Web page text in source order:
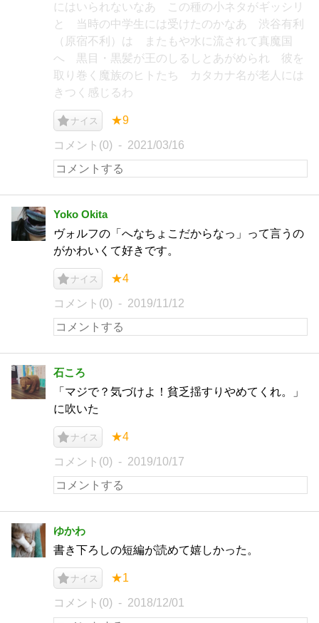
にはいられないなあ この種の小ネタがギッシリ
と 当時の中学生には受けたのかなあ 渋谷有利
（原宿不利）は またもや水に流されて真魔国
へ 黒目・黒髪が王のしるしとあがめられ 彼を
取り巻く魔族のヒトたち カタカナ名が老人には
きつく感じるわ
ナイス ★9
コメント(0) 2021/03/16
Yoko Okita
ヴォルフの「へなちょこだからなっ」って言うの
がかわいくて好きです。
ナイス ★4
コメント(0) 2019/11/12
石ころ
「マジで？気づけよ！貧乏揺すりやめてくれ。」
に吹いた
ナイス ★4
コメント(0) 2019/10/17
ゆかわ
書き下ろしの短編が読めて嬉しかった。
ナイス ★1
コメント(0) 2018/12/01